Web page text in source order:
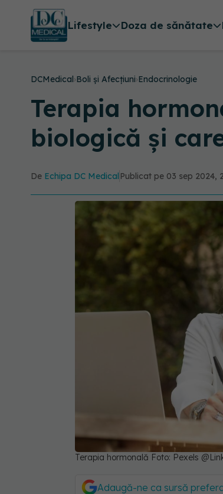
Lifestyle Doza de sănătate
DCMedical›Boli și Afecțiuni›Endocrinologie
Terapia
biologică și
De Echipa DC Medical Publicat pe 03 sep 2024,
Terapia hormonală Foto: Pexels
Adaugă-ne ca sursă